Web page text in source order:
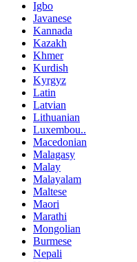
Igbo
Javanese
Kannada
Kazakh
Khmer
Kurdish
Kyrgyz
Latin
Latvian
Lithuanian
Luxembou..
Macedonian
Malagasy
Malay
Malayalam
Maltese
Maori
Marathi
Mongolian
Burmese
Nepali